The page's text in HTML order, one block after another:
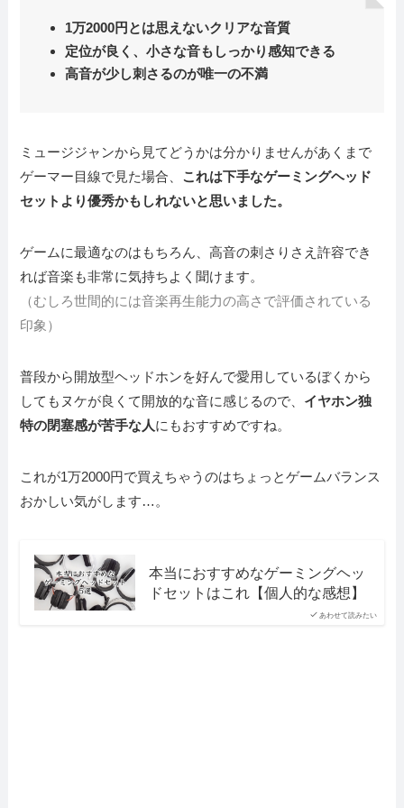
1万2000円とは思えないクリアな音質
定位が良く、小さな音もしっかり感知できる
高音が少し刺さるのが唯一の不満
ミュージジャンから見てどうかは分かりませんがあくまで
ゲーマー目線で見た場合、 これは下手なゲーミングヘッド
セットより優秀かもしれないと思いました。
ゲームに最適なのはもちろん、高音の刺さりさえ許容でき
れば音楽も非常に気持ちよく聞けます。
（むしろ世間的には音楽再生能力の高さで評価されている
印象）
普段から開放型ヘッドホンを好んで愛用しているぼくから
してもヌケが良くて開放的な音に感じるので、 イヤホン独
特の閉塞感が苦手な人にもおすすめですね。
これが1万2000円で買えちゃうのはちょっとゲームバランス
おかしい気がします…。
あわせて読みたい
本当におすすめなゲーミングヘッ
ドセットはこれ【個人的な感想】